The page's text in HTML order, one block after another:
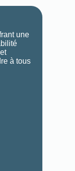
une
à tous